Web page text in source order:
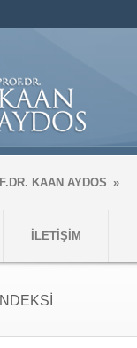
KAAN AYDOS »
İLETİŞİM